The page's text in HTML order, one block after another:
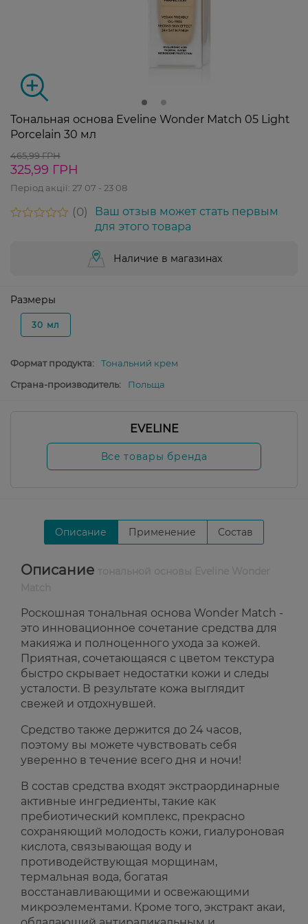
Тональная основа Eveline Wonder Match 05 Light
Porcelain 30 мл
465,99 ГРН
325,99 ГРН
Період акції: 27 07 - 23 08
0
Ваш отзыв может стать первым
для этого товара
Наличие в магазинах
Размеры
30 мл
Формат продукта:
Тональний крем
Страна-производитель:
Польща
EVELINE
Все товары бренда
Описание Применение Состав
Описание
Роскошная тональная основа Wonder Match -
это инновационное сочетание средства для
макияжа и полноценного ухода за кожей.
Приятная, сочетающаяся с цветом текстура
быстро скрывает недостатки кожи и следы
усталости. В результате кожа выглядит
свежей и отдохнувшей.
Средство также держится до 24 часов,
поэтому вы можете чувствовать себя
уверенно в течение всего дня и ночи!
В состав средства входят экстраординарные
активные ингредиенты, такие как
пребиотический комплекс, прекрасно
сохраняющий молодость кожи, гиалуроновая
кислота, связывающая воду и
противодействующая морщинам,
термальная вода, богатая
восстанавливающими и освежающими
микроэлементами. Кроме того, экстракт акаи,